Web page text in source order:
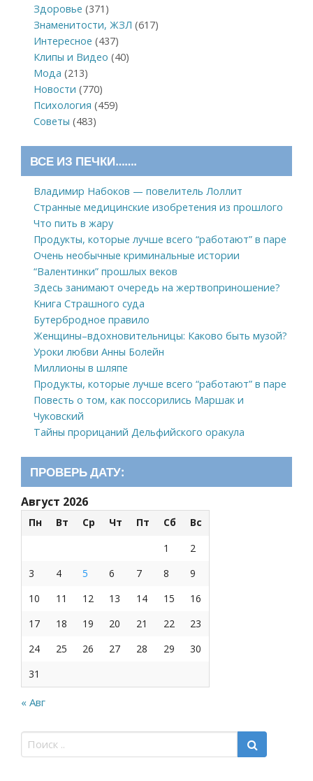
Здоровье (371)
Знаменитости, ЖЗЛ (617)
Интересное (437)
Клипы и Видео (40)
Мода (213)
Новости (770)
Психология (459)
Советы (483)
ВСЕ ИЗ ПЕЧКИ…….
Владимир Набоков — повелитель Лоллит
Странные медицинские изобретения из прошлого
Что пить в жару
Продукты, которые лучше всего “работают” в паре
Очень необычные криминальные истории
“Валентинки” прошлых веков
Здесь занимают очередь на жертвоприношение?
Книга Страшного суда
Бутербродное правило
Женщины–вдохновительницы: Каково быть музой?
Уроки любви Анны Болейн
Миллионы в шляпе
Продукты, которые лучше всего “работают” в паре
Повесть о том, как поссорились Маршак и
Чуковский
Тайны прорицаний Дельфийского оракула
ПРОВЕРЬ ДАТУ:
Август 2026
Пн Вт Ср Чт Пт Сб
Вс
1
2
3
4 5 6 7 8
9
10
11 12 13 14 15
16
17
18 19 20 21 22
23
24
25 26 27 28 29
30
31
« Авг